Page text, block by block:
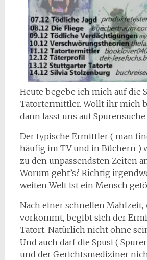
Heute begebe ich mich auf die
Tatortermittler. Wollt ihr mich
dann lasst uns auf
Der typische Ermittler ( man
häufig im TV und in Büchern )
zu den unpassendsten Zeiten
Worum geht’s? Richtig
weiten Welt ist ein Mensch
Nach einer schnellen Mahlzeit,
vorkommt, begibt sich der
Tatort. Natürlich nicht ohne
Und auch darf die Spusi (
und der Gerichtsmediziner